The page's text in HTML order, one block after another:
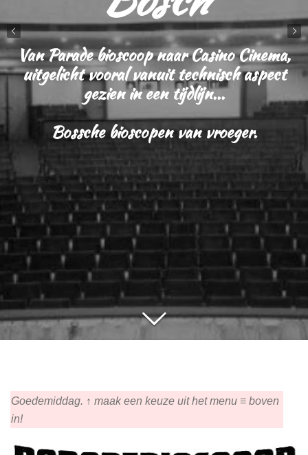
Van Parade bioscoop naar Casino Cinema,
uitgelicht vooral vanuit technisch aspect
gezien in een tijdlijn...
Bossche bioscopen van vroeger.
Goedemiddag. ↑ maak een keuze uit het menu ≡ boven
in!